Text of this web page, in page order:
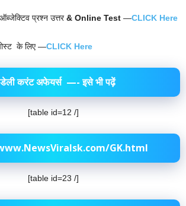
प्रश्न उत्तर& Online Test —CLICK Here
के लिए —CLICK Here
डेली करंट अफेयर्स —- इसे भी पढ़ें
[table id=12 /]
GK.html
[table id=23 /]